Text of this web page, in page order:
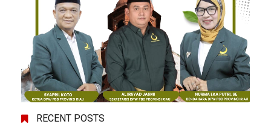
RECENT POSTS